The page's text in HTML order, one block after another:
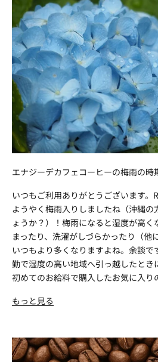
エナジーデカフェコーヒーの梅雨の時
いつもご利用ありがとうございます。
ようやく梅雨入りしましたね（沖縄
ょうか？）！梅雨になると湿度が高く
まったり、洗濯がしづらかったり（他
いつもより多くなりますよね。余談
勤で湿度の高い地域へ引っ越したとき
初めてのお給料で購入したお気に入り
もっと見る